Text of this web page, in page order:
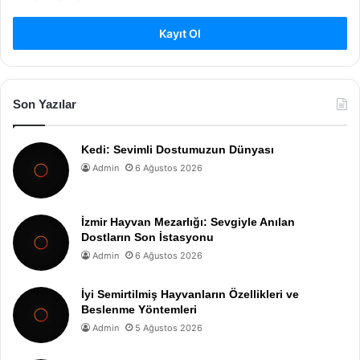
Kayıt Ol
Son Yazılar
Kedi: Sevimli Dostumuzun Dünyası
Admin 6 Ağustos 2026
İzmir Hayvan Mezarlığı: Sevgiyle Anılan
Dostların Son İstasyonu
Admin 6 Ağustos 2026
İyi Semirtilmiş Hayvanların Özellikleri ve
Beslenme Yöntemleri
Admin 5 Ağustos 2026